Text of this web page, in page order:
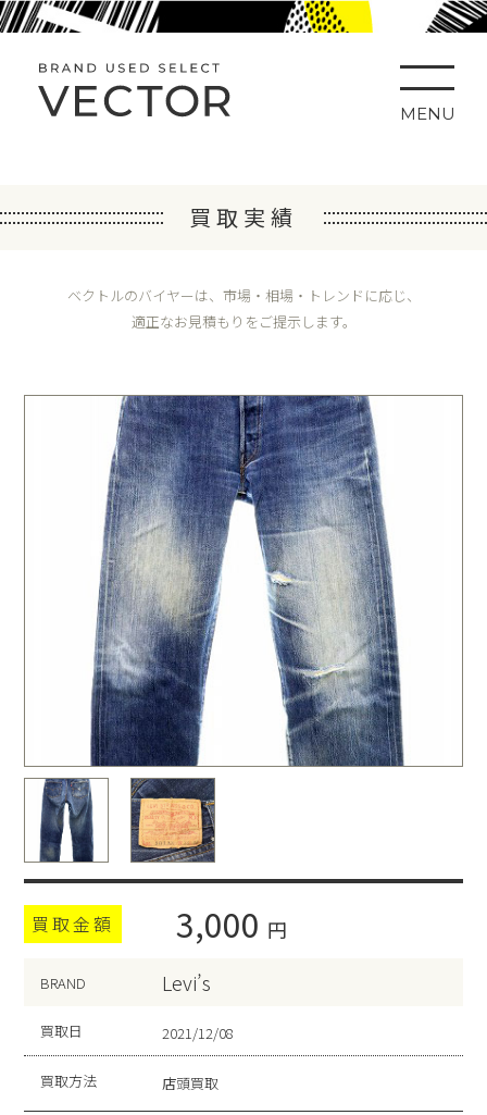
MENU
買取実績
ベクトルのバイヤーは、市場・相場・トレンドに応じ、
適正なお見積もりをご提示します。
買取金額 3,000 円
BRAND Levi’s
買取日 2021/12/08
買取方法 店頭買取